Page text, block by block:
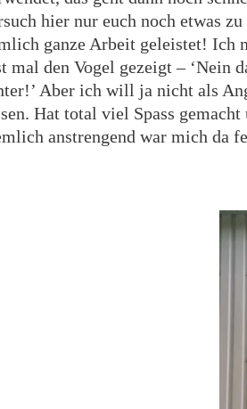
hier nur euch noch etwas
ganze Arbeit geleistet! Ich
mal den Vogel gezeigt – ‘Nein
Aber ich will ja nicht als
Hat total viel Spass
anstrengend war mich da